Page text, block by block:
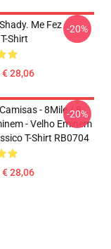
Me Fez
Shirt
€ 28,06
-20%
- 8Mile / 8
- Velho Eminem
T-Shirt RB0704
€ 28,06
-20%